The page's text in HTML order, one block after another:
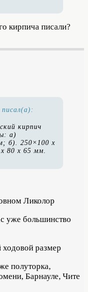
кирпича писали?
писал(а):
кирпич
а)
б). 250×100 х
80 х 65 мм.
Ликолор
большинство
размер
полуторка,
Барнауле, Чите